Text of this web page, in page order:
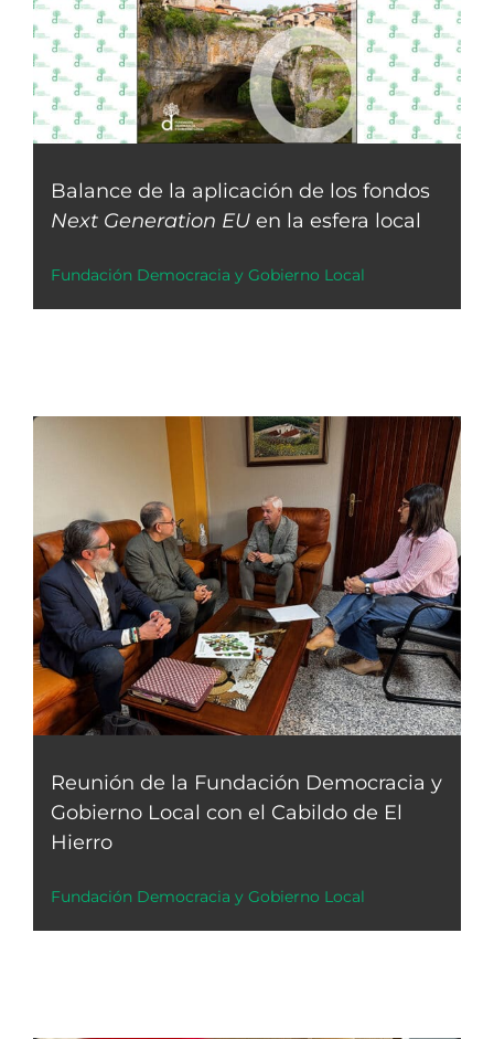
Balance de la aplicación de los fondos
Next Generation EU en la esfera local
Fundación Democracia y Gobierno Local
Reunión de la Fundación Democracia y
Gobierno Local con el Cabildo de El
Hierro
Fundación Democracia y Gobierno Local